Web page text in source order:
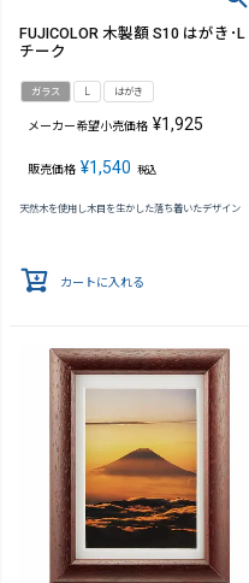
FUJICOLOR 木製額 S10 はがき･L
チーク
ガラス L はがき
メーカー希望小売価格 ¥1,925
販売価格 ¥1,540 税込
天然木を使用し木目を生かした落ち着いたデザイン
カートに入れる